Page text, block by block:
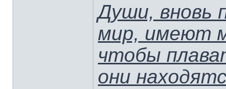
Души, вновь
мир, имеют
чтобы
они